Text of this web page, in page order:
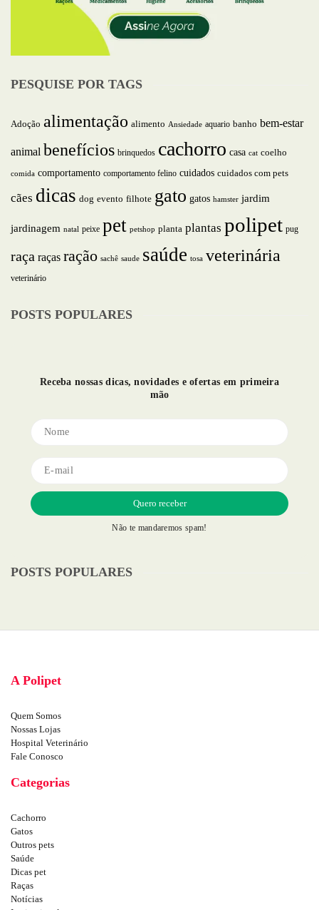
PESQUISE POR TAGS
Adoção alimentação alimento Ansiedade aquario banho bem-estar
animal benefícios brinquedos cachorro casa cat coelho
comida comportamento comportamento felino cuidados cuidados com pets
cães dicas dog evento filhote gato gatos hamster jardim
jardinagem natal peixe pet petshop planta plantas polipet pug
raça raças ração sachê saude saúde tosa veterinária
veterinário
POSTS POPULARES
Receba nossas dicas, novidades e ofertas em primeira
mão
Não te mandaremos spam!
POSTS POPULARES
A Polipet
Quem Somos
Nossas Lojas
Hospital Veterinário
Fale Conosco
Categorias
Cachorro
Gatos
Outros pets
Saúde
Dicas pet
Raças
Notícias